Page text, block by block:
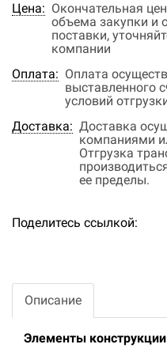
Цена: Окончательная
объема закупки и
поставки,
компании
Оплата: Оплата
выставленного
условий
Доставка: Доставка
компаниями
Отгрузка
ее пределы.
Поделитесь ссылкой:
Описание
Элементы